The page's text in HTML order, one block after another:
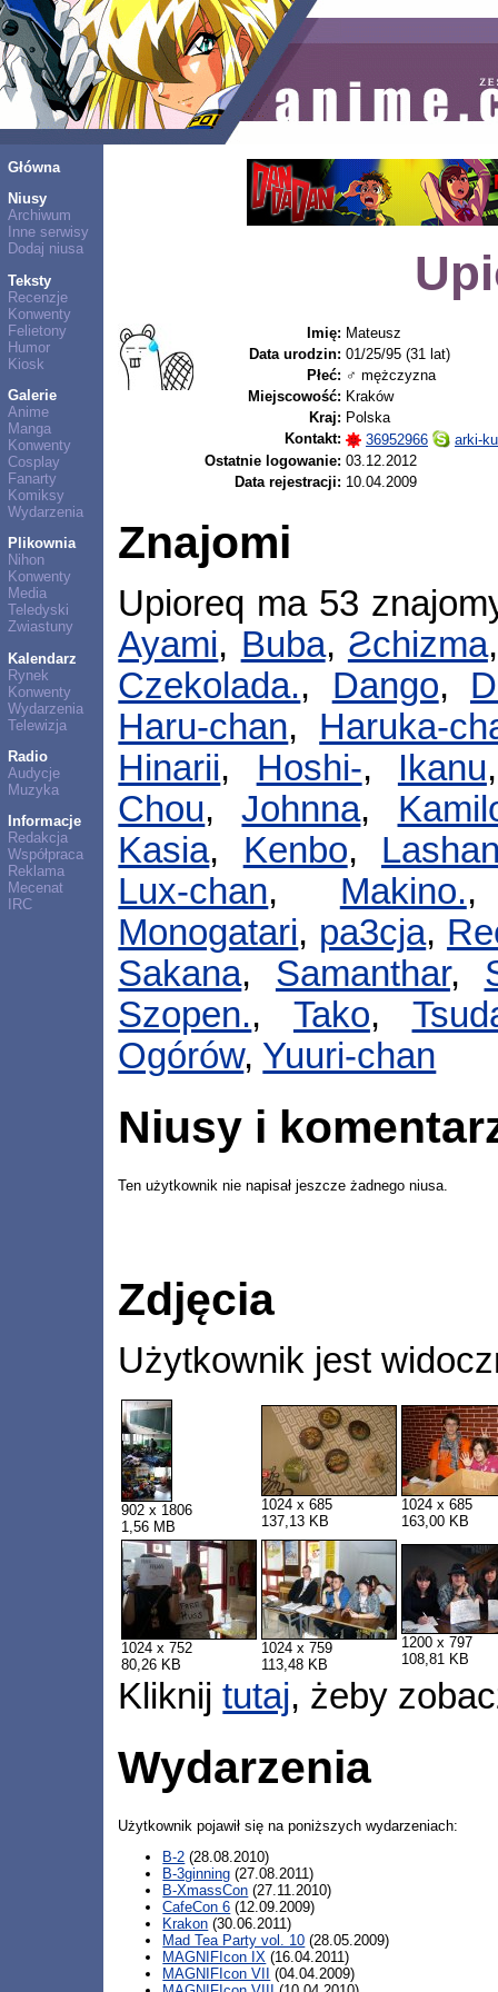
Główna
Niusy
Archiwum
Inne serwisy
Dodaj niusa
Teksty
Recenzje
Konwenty
Felietony
Humor
Kiosk
Galerie
Anime
Manga
Konwenty
Cosplay
Fanarty
Komiksy
Wydarzenia
Plikownia
Nihon
Konwenty
Media
Teledyski
Zwiastuny
Kalendarz
Rynek
Konwenty
Wydarzenia
Telewizja
Radio
Audycje
Muzyka
Informacje
Redakcja
Współpraca
Reklama
Mecenat
IRC
Imię: Mateusz
Data urodzin: 01/25/95 (31 lat)
Płeć: ♂ mężczyzna
Miejscowość: Kraków
Kraj: Polska
Kontakt:
36952966
arki-
Ostatnie logowanie: 03.12.2012
Data rejestracji: 10.04.2009
Znajomi
Upioreq ma 53
Ayami, Buba, Ƨchizma
Czekolada., Dango,
Haru-chan, Haruka-
Hinarii, Hoshi-, Ikanu
Chou,Johnna,
Kasia, Kenbo,
Lux-chan, Makino.
Monogatari, pa3cja,
Sakana, Samanthar,
Szopen., Tako,
Ogórów, Yuuri-chan
Niusy i
Ten użytkownik nie napisał jeszcze żadnego niusa.
Zdjęcia
Użytkownik jest
902 x 1806
1,56 MB
1024 x 685
137,13 KB
1024 x 685
163,00 KB
1024 x 752
80,26 KB
1024 x 759
113,48 KB
1200 x 797
108,81 KB
Kliknijtutaj, żeby
Wydarzenia
Użytkownik pojawił się na poniższych wydarzeniach:
B-2 (28.08.2010)
B-3ginning (27.08.2011)
B-XmassCon (27.11.2010)
CafeCon 6 (12.09.2009)
Krakon (30.06.2011)
Mad Tea Party vol. 10 (28.05.2009)
MAGNIFIcon IX (16.04.2011)
MAGNIFIcon VII
(04.04.2009)